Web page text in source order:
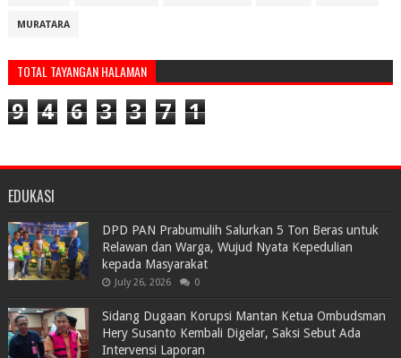
MURATARA
TOTAL TAYANGAN HALAMAN
9 4 6 3 3 7 1
EDUKASI
DPD PAN Prabumulih Salurkan 5 Ton Beras untuk
Relawan dan Warga, Wujud Nyata Kepedulian
kepada Masyarakat
July 26, 2026 0
Sidang Dugaan Korupsi Mantan Ketua Ombudsman
Hery Susanto Kembali Digelar, Saksi Sebut Ada
Intervensi Laporan